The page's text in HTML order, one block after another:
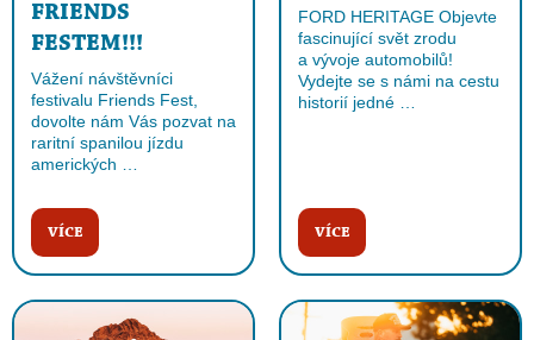
FRIENDS
FESTEM!!!
Vážení návštěvníci
festivalu Friends Fest,
dovolte nám Vás pozvat na
raritní spanilou jízdu
amerických …
VÍCE
FORD HERITAGE Objevte
fascinující svět zrodu
a vývoje automobilů!
Vydejte se s námi na cestu
historií jedné …
VÍCE